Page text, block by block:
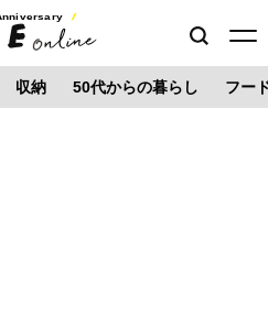
収納 50代からの暮らし フー